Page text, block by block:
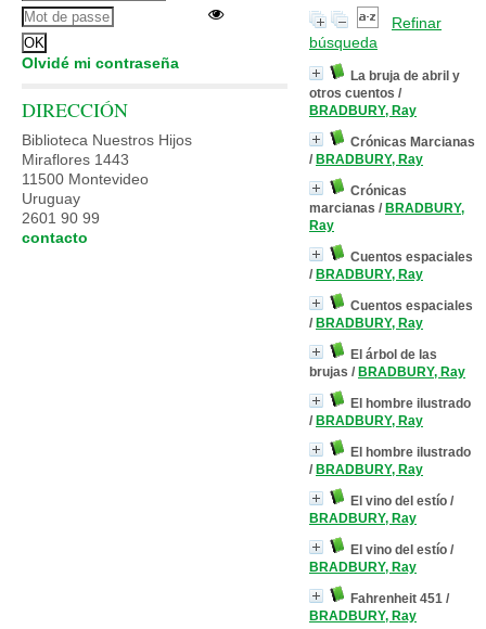
Refinar
búsqueda
La bruja de abril y
otros cuentos /
BRADBURY, Ray
Crónicas Marcianas
/ BRADBURY, Ray
Crónicas
marcianas / BRADBURY,
Ray
Cuentos espaciales
/ BRADBURY, Ray
Cuentos espaciales
/ BRADBURY, Ray
El árbol de las
brujas / BRADBURY, Ray
El hombre ilustrado
/ BRADBURY, Ray
El hombre ilustrado
/ BRADBURY, Ray
El vino del estío /
BRADBURY, Ray
El vino del estío /
BRADBURY, Ray
Fahrenheit 451 /
BRADBURY, Ray
Olvidé mi contraseña
DIRECCIÓN
Biblioteca Nuestros Hijos
Miraflores 1443
11500 Montevideo
Uruguay
2601 90 99
contacto